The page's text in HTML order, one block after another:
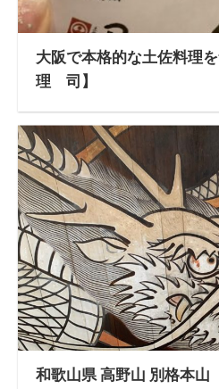
大阪で本格的な土佐料理
理 司】
和歌山県 高野山 別格本